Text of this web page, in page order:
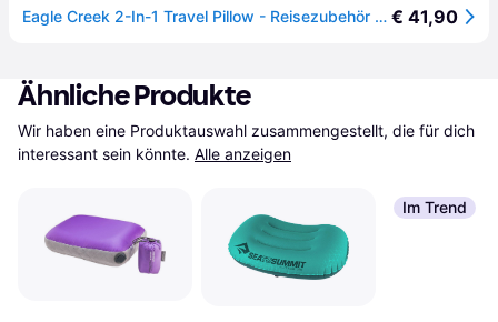
Eagle Creek 2-In-1 Travel Pillow - Reisezubehör Black One Size € 41,90
Ähnliche Produkte
Wir haben eine Produktauswahl zusammengestellt, die für dich
interessant sein könnte. Alle anzeigen
Im Trend